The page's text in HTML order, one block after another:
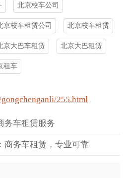
北京校车公司
京校车租赁公司 北京校车租赁
京大巴车租赁 北京大巴租赁
租车
255.html
务车租赁服务
商务车租赁，专业可靠